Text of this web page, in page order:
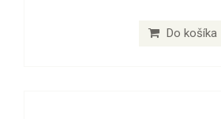
Do košíka